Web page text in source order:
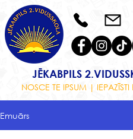
JĒKABPILS
NOSCE TE IPSUM | IEPAZĪSTI
Emuārs